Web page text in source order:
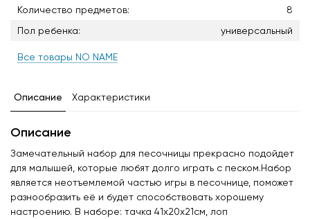
Количество предметов:
8
Пол ребенка:
универсальный
Все товары NO NAME
Описание Характеристики
Описание
Замечательный набор для песочницы прекрасно подойдет
для малышей, которые любят долго играть с песком.Набор
является неотъемлемой частью игры в песочнице, поможет
разнообразить её и будет способствовать хорошему
настроению. В наборе: тачка 41х20х21см, лоп